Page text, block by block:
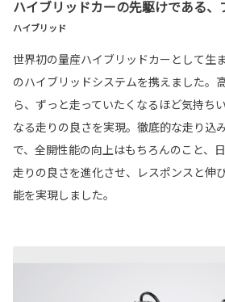
ハイブリッドカーの先駆けである、
ハイブリッド
世界初の量産ハイブリッドカーとして生
のハイブリッドシステムを携えました。
ら、ずっと走っていたくなるほど気持ち
なる走りの良さを実現。徹底的な走り込
で、全開性能の向上はもちろんのこと、
走りの良さを進化させ、レスポンスと伸
能を実現しました。